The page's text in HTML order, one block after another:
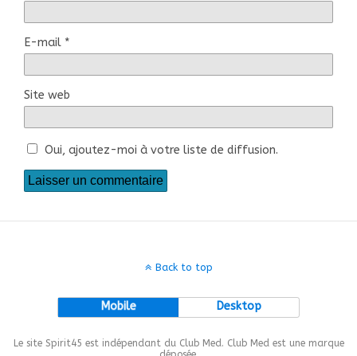
E-mail *
Site web
Oui, ajoutez-moi à votre liste de diffusion.
Back to top
Mobile Desktop
Le site Spirit45 est indépendant du Club Med. Club Med est une marque